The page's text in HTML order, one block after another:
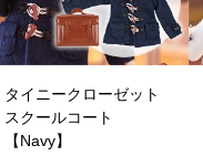
タイニークローゼット
スクールコート
【Navy】